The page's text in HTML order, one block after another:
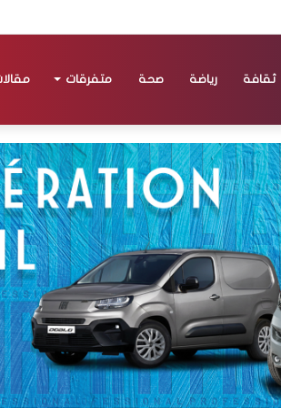
ثقافة رياضة صحة متفرقات